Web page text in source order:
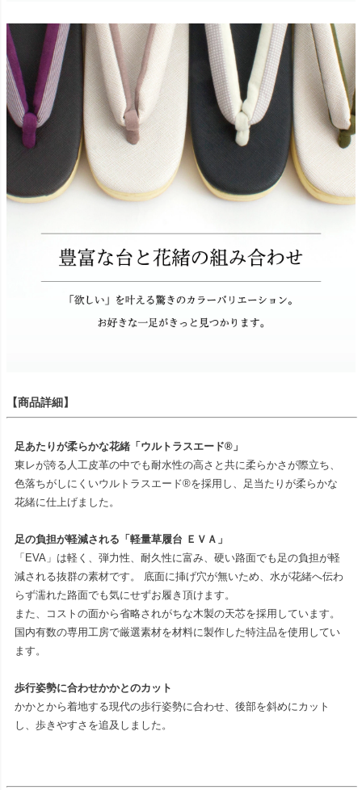
【商品詳細】
足あたりが柔らかな花緒「ウルトラスエード®」
東レが誇る人工皮革の中でも耐水性の高さと共に柔らかさが際立ち、
色落ちがしにくいウルトラスエード®を採用し、足当たりが柔らかな
花緒に仕上げました。
足の負担が軽減される「軽量草履台 ＥＶＡ」
「EVA」は軽く、弾力性、耐久性に富み、硬い路面でも足の負担が軽
減される抜群の素材です。 底面に挿げ穴が無いため、水が花緒へ伝わ
らず濡れた路面でも気にせずお履き頂けます。
また、コストの面から省略されがちな木製の天芯を採用しています。
国内有数の専用工房で厳選素材を材料に製作した特注品を使用してい
ます。
歩行姿勢に合わせかかとのカット
かかとから着地する現代の歩行姿勢に合わせ、後部を斜めにカット
し、歩きやすさを追及しました。